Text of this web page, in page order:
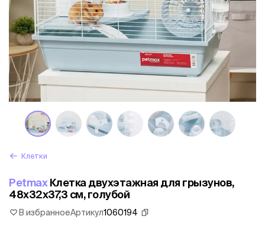
Клетки
PetmaxКлетка двухэтажная для грызунов,
48х32х37,3 см, голубой
В избранноеАртикул1060194